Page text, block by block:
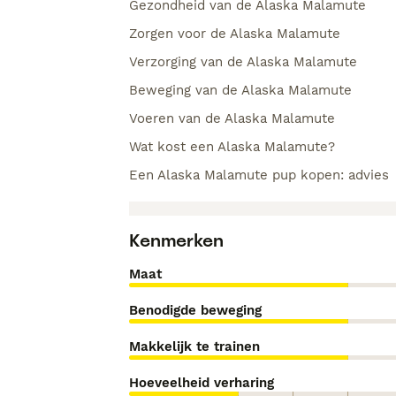
Gezondheid van de Alaska Malamute
Zorgen voor de Alaska Malamute
Verzorging van de Alaska Malamute
Beweging van de Alaska Malamute
Voeren van de Alaska Malamute
Wat kost een Alaska Malamute?
Een Alaska Malamute pup kopen: advies
Kenmerken
Maat
Benodigde beweging
Makkelijk te trainen
Hoeveelheid verharing